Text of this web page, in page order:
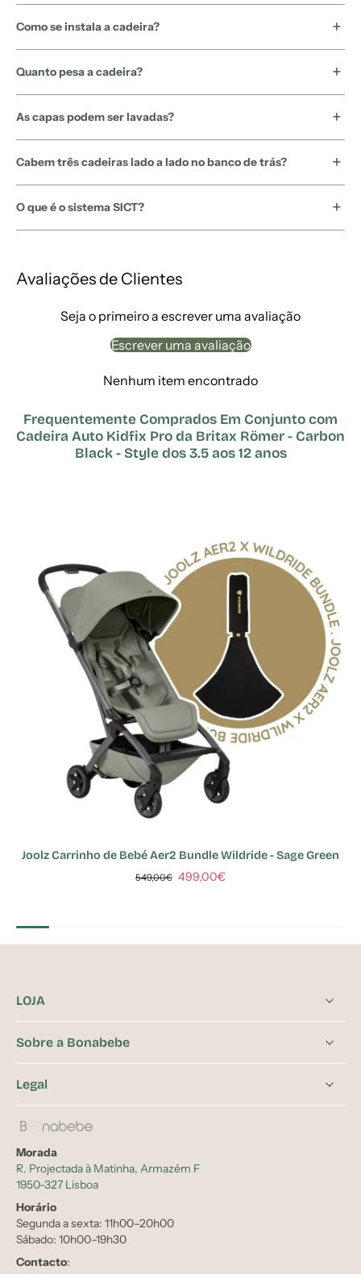
Como se instala a cadeira?
Quanto pesa a cadeira?
As capas podem ser lavadas?
Cabem três cadeiras lado a lado no banco de trás?
O que é o sistema SICT?
Avaliações de Clientes
Seja o primeiro a escrever uma avaliação
Escrever uma avaliação
Nenhum item encontrado
Frequentemente Comprados Em Conjunto com
Cadeira Auto Kidfix Pro da Britax Römer - Carbon
Black - Style dos 3.5 aos 12 anos
Joolz Carrinho de Bebé Aer2 Bundle Wildride - Sage Green
549,00€ 499,00€
LOJA
Sobre a Bonabebe
Legal
Morada
R. Projectada à Matinha, Armazém F
1950-327 Lisboa
Horário
Segunda a sexta: 11h00–20h00
Sábado: 10h00–19h30
Contacto: